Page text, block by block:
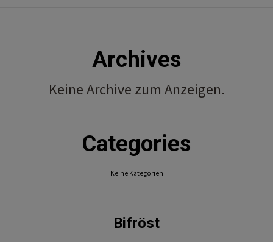
Archives
Keine Archive zum Anzeigen.
Categories
Keine Kategorien
Bifröst